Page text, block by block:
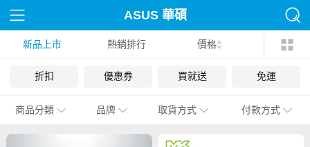
ASUS 華碩
新品上市 熱銷排行 價格
折扣 優惠券 買就送 免運
商品分類 品牌 取貨方式 付款方式